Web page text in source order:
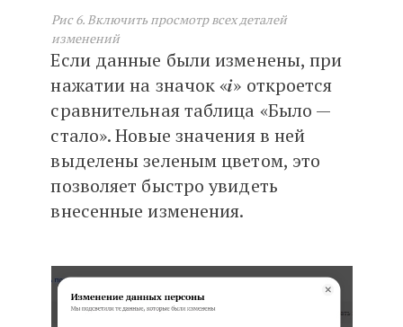
Рис 6. Включить просмотр всех деталей
изменений
Если данные были изменены, при
нажатии на значок «𝒊» откроется
сравнительная таблица «Было —
стало». Новые значения в ней
выделены зеленым цветом, это
позволяет быстро увидеть
внесенные изменения.